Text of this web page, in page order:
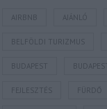
AIRBNB AJÁNLÓ
BELFÖLDI TURIZMUS
BUDAPEST
FEJLESZTÉS FÜRDŐ